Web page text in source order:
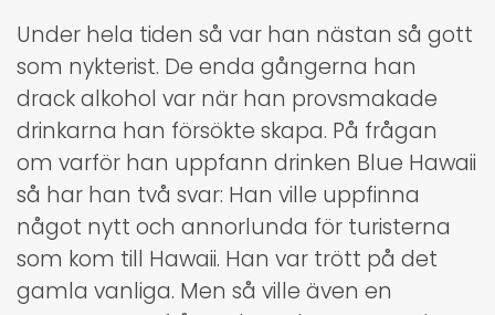
Under hela tiden så var han nästan så gott
som nykterist. De enda gångerna han
drack alkohol var när han provsmakade
drinkarna han försökte skapa. På frågan
om varför han uppfann drinken Blue Hawaii
så har han två svar: Han ville uppfinna
något nytt och annorlunda för turisterna
som kom till Hawaii. Han var trött på det
gamla vanliga. Men så ville även en